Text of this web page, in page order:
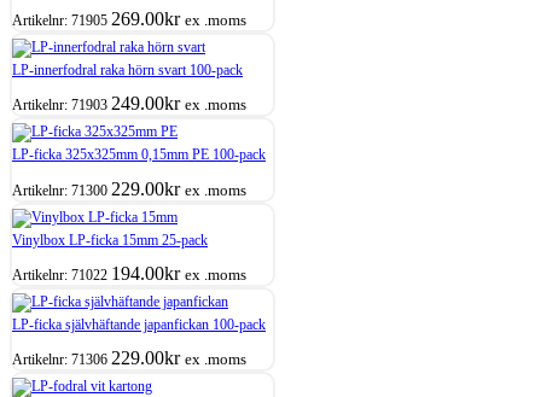
Artikelnr: 71905 269.00kr ex .moms
LP-innerfodral raka hörn svart 100-pack
Artikelnr: 71903 249.00kr ex .moms
LP-ficka 325x325mm 0,15mm PE 100-pack
Artikelnr: 71300 229.00kr ex .moms
Vinylbox LP-ficka 15mm 25-pack
Artikelnr: 71022 194.00kr ex .moms
LP-ficka självhäftande japanfickan 100-pack
Artikelnr: 71306 229.00kr ex .moms